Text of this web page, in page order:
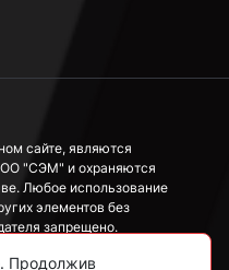
сайте, являются
"СЭМ" и охраняются
Любое использование
элементов без
запрещено.
носит исключительно
Продолжив